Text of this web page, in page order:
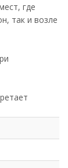
где
так и возле